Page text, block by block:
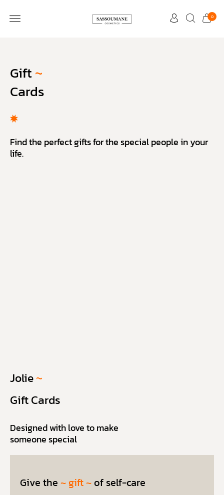
0
Gift~
Cards
Find the perfect gifts for the special people in your
life.
Jolie~
Gift Cards
Designed with love to make
someone special
Give the ~ gift ~of self-care